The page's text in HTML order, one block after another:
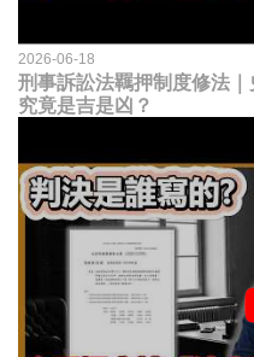
2026-06-18
刑事訴訟法羈押制度修法
究竟是吉是凶？